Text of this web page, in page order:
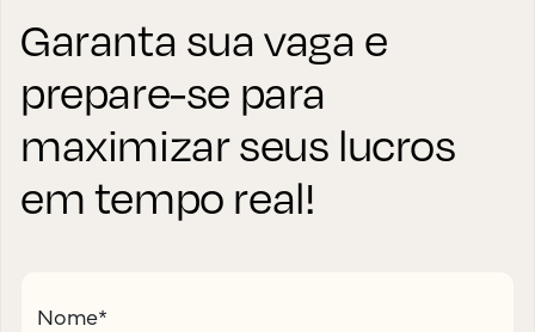
Garanta sua vaga e
prepare-se para
maximizar seus lucros
em tempo real!
Nome*